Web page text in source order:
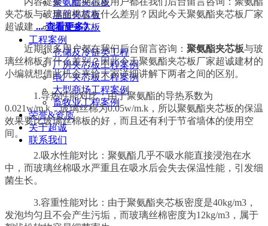
聚氨酯夹芯板
屋面夹芯板
墙面夹芯板
工程案例
仓储及冷链类工程
厂房夹芯板工程案例
电厂夹芯板工程案例
大型商场工程案例
畜牧业工程案例
荣誉&资质
关于超诚
联系我们
夹芯板与玻璃丝棉板有什么差别？因此今天聚氨酯夹芯板厂家
超诚建 ... 查看更多》
近期很多用户都在我们后台留言咨询： 聚氨酯夹芯板与玻
璃丝棉板有什么差别？因此今天聚氨酯夹芯板厂家超诚建材的
小编就想借此机会来给大家详细讲解下两者之间的区别。
1.导热性能对比：由于聚氨酯的导热系数为
0.021w/m.k，玻璃丝棉为0.05w/m.k，所以聚氨酯夹芯板的保温
效果要比玻璃丝棉板的好，而且还有利于节省墙体的使用空
间。
2.吸水性能对比：聚氨酯几乎不吸水能直接浸泡在水
中，而玻璃丝棉吸水严重且在吸水后会失去保温性能，引发细
菌生长。
3.容重性能对比：由于聚氨酯夹芯板密度是40kg/m3，
发泡均匀且不会产生污垢，而玻璃丝棉密度为12kg/m3，属于